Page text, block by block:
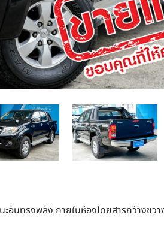
อันทรงพลัง ภายในห้องโดยสารกว้างขว